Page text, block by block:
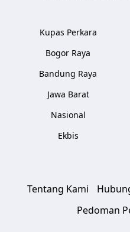
Kupas Perkara
Bogor Raya
Bandung Raya
Jawa Barat
Nasional
Ekbis
Tentang Kami
Pedoman